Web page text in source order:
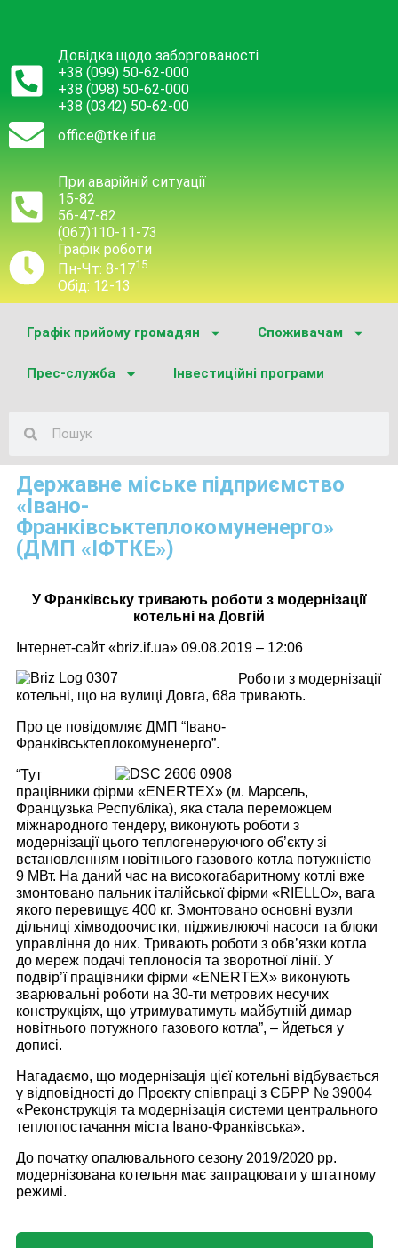
Довідка щодо заборгованості
+38 (099) 50-62-000
+38 (098) 50-62-000
+38 (0342) 50-62-00
office@tke.if.ua
При аварійній ситуації
15-82
56-47-82
(067)110-11-73
Графік роботи
Пн-Чт: 8-1715
Обід: 12-13
Графік прийому громадян Споживачам
Прес-служба Інвестиційні програми
Державне міське підприємство
«Івано-
Франківськтеплокомуненерго»
(ДМП «ІФТКЕ»)
У Франківську тривають роботи з модернізації
котельні на Довгій
Інтернет-сайт «briz.if.ua» 09.08.2019 – 12:06
Роботи з модернізації
котельні, що на вулиці Довга, 68а тривають.
Про це повідомляє ДМП “Івано-
Франківськтеплокомуненерго”.
“Тут
працівники фірми «ENERTEX» (м. Марсель,
Французька Республіка), яка стала переможцем
міжнародного тендеру, виконують роботи з
модернізації цього теплогенеруючого об’єкту зі
встановленням новітнього газового котла потужністю
9 МВт. На даний час на високогабаритному котлі вже
змонтовано пальник італійської фірми «RIELLO», вага
якого перевищує 400 кг. Змонтовано основні вузли
дільниці хімводоочистки, підживлюючі насоси та блоки
управління до них. Тривають роботи з обв’язки котла
до мереж подачі теплоносія та зворотної лінії. У
подвір’ї працівники фірми «ENERTEX» виконують
зварювальні роботи на 30-ти метрових несучих
конструкціях, що утримуватимуть майбутній димар
новітнього потужного газового котла”, – йдеться у
дописі.
Нагадаємо, що модернізація цієї котельні відбувається
у відповідності до Проєкту співпраці з ЄБРР № 39004
«Реконструкція та модернізація системи центрального
теплопостачання міста Івано-Франківська».
До початку опалювального сезону 2019/2020 рр.
модернізована котельня має запрацювати у штатному
режимі.